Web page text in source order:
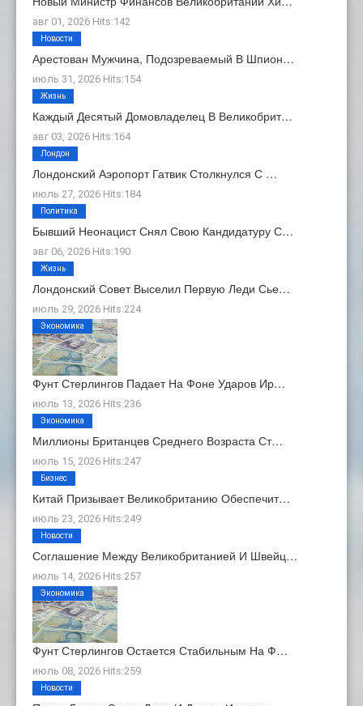
авг 01, 2026 Hits:142
Арестован Мужчина, Подозреваемый В Шпион…
июль 31, 2026 Hits:154
Новости
Каждый Десятый Домовладелец В Великобрит…
авг 03, 2026 Hits:164
Жизнь
Лондонский Аэропорт Гатвик Столкнулся С …
июль 27, 2026 Hits:184
Лондон
Бывший Неонацист Снял Свою Кандидатуру С…
авг 06, 2026 Hits:190
Политика
Лондонский Совет Выселил Первую Леди Сье…
июль 29, 2026 Hits:224
Жизнь
Фунт Стерлингов Падает На Фоне Ударов Ир…
июль 13, 2026 Hits:236
Экономика
Миллионы Британцев Среднего Возраста Ст…
июль 15, 2026 Hits:247
Экономика
Китай Призывает Великобританию Обеспечит…
июль 23, 2026 Hits:249
Бизнес
Соглашение Между Великобританией И Швейц…
июль 14, 2026 Hits:257
Новости
Фунт Стерлингов Остается Стабильным На Ф…
июль 08, 2026 Hits:259
Экономика
Новости